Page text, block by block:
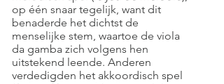
op één snaar tegelijk, want dit
benaderde het dichtst de
menselijke stem, waartoe de viola
da gamba zich volgens hen
uitstekend leende. Anderen
verdedigden het akkoordisch spel